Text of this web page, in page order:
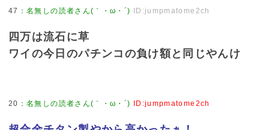
47 ：名無しの読者さん(｀・ω・´) ID:jumpmatome2ch
四万は流石に草
ワイの今日のパチンコの負け額と同じやんけ
20 ：名無しの読者さん(｀・ω・´) ID:jumpmatome2ch